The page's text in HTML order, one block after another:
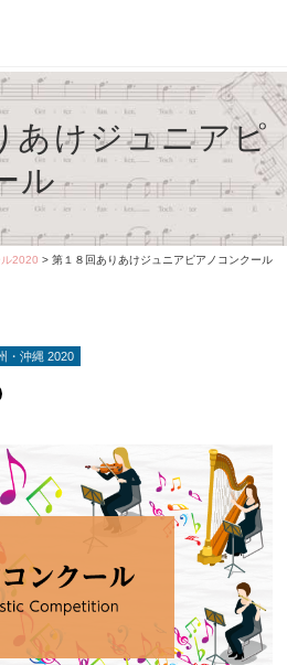
あけジュニアピ
ル
ル2020 > 第１８回ありあけジュニアピアノコンクール
・沖縄 2020